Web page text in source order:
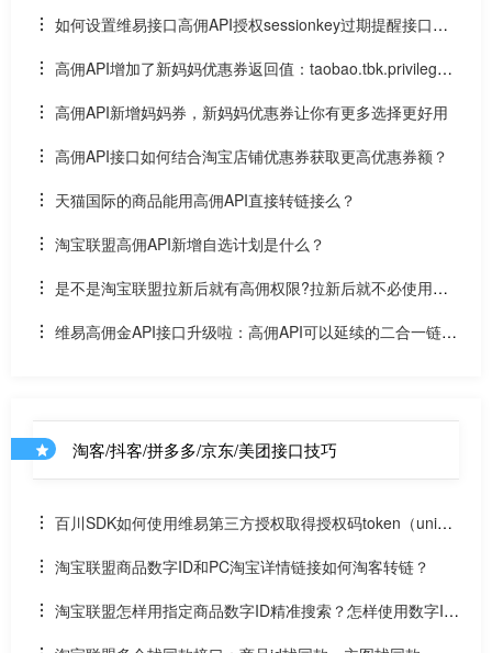
密、无券商品转链接口好用不？
如何设置维易接口高佣API授权sessionkey过期提醒接口网
址？高佣API增加了新妈妈优惠券返回值：taobao.tbk.privilege.g
et( 单品券高效转链API )
高佣API新增妈妈券，新妈妈优惠券让你有更多选择更好用
高佣API接口如何结合淘宝店铺优惠券获取更高优惠券额？
天猫国际的商品能用高佣API直接转链接么？
淘宝联盟高佣API新增自选计划是什么？
是不是淘宝联盟拉新后就有高佣权限?拉新后就不必使用高
佣API接口？拉新和高佣金接口什么关系区别？
维易高佣金API接口升级啦：高佣API可以延续的二合一链接
淘客/抖客/拼多多/京东/美团接口技巧
百川SDK如何使用维易第三方授权取得授权码token（uniap
p）淘宝联盟商品数字ID和PC淘宝详情链接如何淘客转链？
淘宝联盟怎样用指定商品数字ID精准搜索？怎样使用数字ID